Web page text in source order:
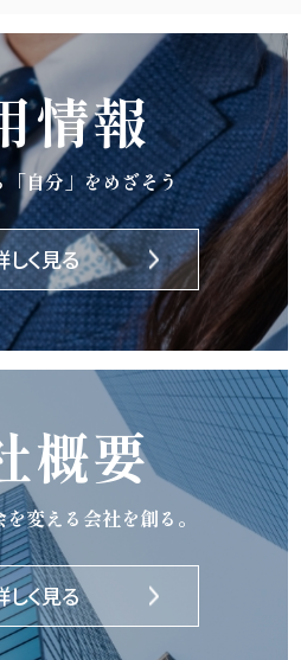
情報
自分」をめざそう
しく見る
概要
変える会社を創る。
しく見る